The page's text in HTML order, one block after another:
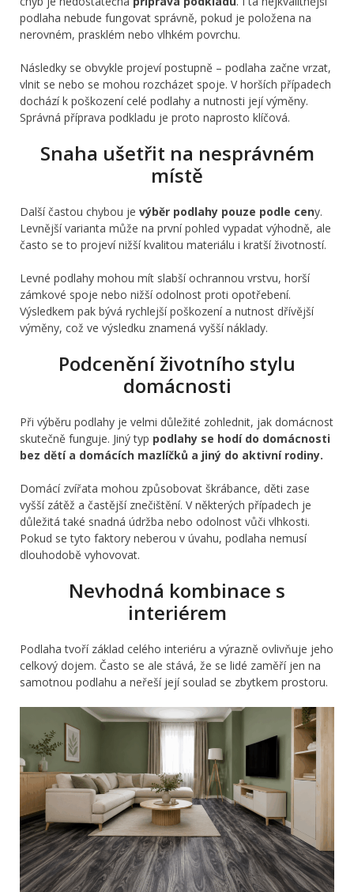
podlaha nebude fungovat správně, pokud je položena na
nerovném, prasklém nebo vlhkém povrchu.
Následky se obvykle projeví postupně – podlaha začne vrzat,
vlnit se nebo se mohou rozcházet spoje. V horších případech
dochází k poškození celé podlahy a nutnosti její výměny.
Správná příprava podkladu je proto naprosto klíčová.
Snaha ušetřit na nesprávném
místě
Další častou chybou je výběr podlahy pouze podle ceny.
Levnější varianta může na první pohled vypadat výhodně, ale
často se to projeví nižší kvalitou materiálu i kratší životností.
Levné podlahy mohou mít slabší ochrannou vrstvu, horší
zámkové spoje nebo nižší odolnost proti opotřebení.
Výsledkem pak bývá rychlejší poškození a nutnost dřívější
výměny, což ve výsledku znamená vyšší náklady.
Podcenění životního stylu
domácnosti
Při výběru podlahy je velmi důležité zohlednit, jak domácnost
skutečně funguje. Jiný typ podlahy se hodí do domácnosti
bez dětí a domácích mazlíčků a jiný do aktivní rodiny.
Domácí zvířata mohou způsobovat škrábance, děti zase
vyšší zátěž a častější znečištění. V některých případech je
důležitá také snadná údržba nebo odolnost vůči vlhkosti.
Pokud se tyto faktory neberou v úvahu, podlaha nemusí
dlouhodobě vyhovovat.
Nevhodná kombinace s
interiérem
Podlaha tvoří základ celého interiéru a výrazně ovlivňuje jeho
celkový dojem. Často se ale stává, že se lidé zaměří jen na
samotnou podlahu a neřeší její soulad se zbytkem prostoru.